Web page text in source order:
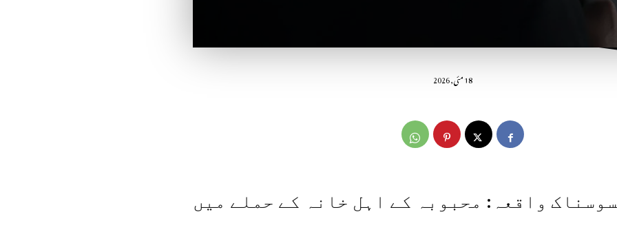
18 مئی, 2026
واقعہ: محبوبہ کے اہل خانہ کے حملے میں